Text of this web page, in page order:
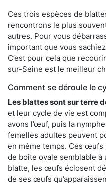
Ces trois espèces de
rencontrons le plus
autres. Pour vous
important que vous
C’est pour cela que
sur-Seine est le meilleur
Comment se déroule le
Les blattes sont sur terre
et leur cycle de vie est
avons l’œuf, puis la
femelles adultes peuvent
en même temps. Ces
de boîte ovale semblable
blatte, les œufs éclosent
de ses œufs